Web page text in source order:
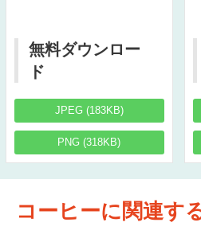
無料ダウンロー
ド
JPEG (183KB)
PNG (318KB)
コーヒーに関連す